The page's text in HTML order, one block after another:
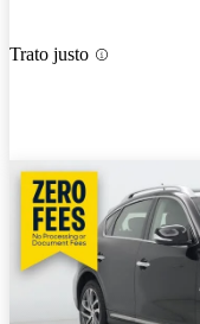
Trato justo